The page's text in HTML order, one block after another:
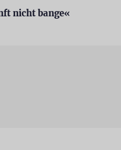
nicht bange«